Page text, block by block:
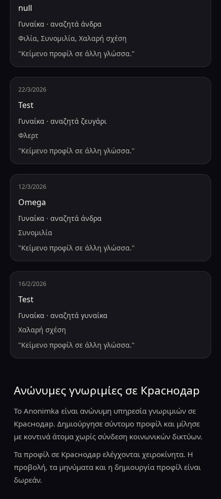
null
Γυναίκα · αναζητά άνδρα
Φιλία, Συνομιλία, Χαλαρή σχέση
"Κείμενο προφίλ σε άλλη γλώσσα."
22/3/2026
Test
Γυναίκα · αναζητά ζευγάρι
Φλερτ
"Κείμενο προφίλ σε άλλη γλώσσα."
12/3/2026
Omega
Γυναίκα · αναζητά άνδρα
Συνομιλία
"Κείμενο προφίλ σε άλλη γλώσσα."
16/2/2026
Test
Γυναίκα · αναζητά γυναίκα
Χαλαρή σχέση
"Κείμενο προφίλ σε άλλη γλώσσα."
Ανώνυμες γνωριμίες σε Краснодар
Το Anonimka είναι ανώνυμη υπηρεσία γνωριμιών σε
Краснодар. Δημιούργησε σύντομο προφίλ και μίλησε
με κοντινά άτομα χωρίς σύνδεση κοινωνικών δικτύων.
Τα προφίλ σε Краснодар ελέγχονται χειροκίνητα. Η
προβολή, τα μηνύματα και η δημιουργία προφίλ είναι
δωρεάν.